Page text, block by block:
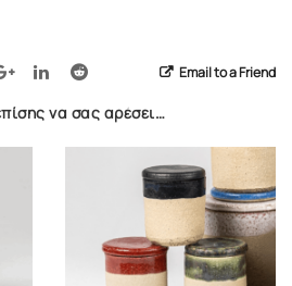
Email to a Friend
να σας αρέσει…